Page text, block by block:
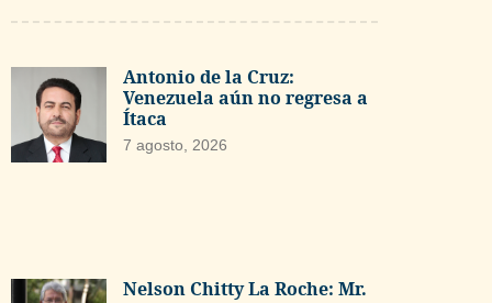
Antonio de la Cruz:
Venezuela aún no regresa a
Ítaca
7 agosto, 2026
Nelson Chitty La Roche: Mr.